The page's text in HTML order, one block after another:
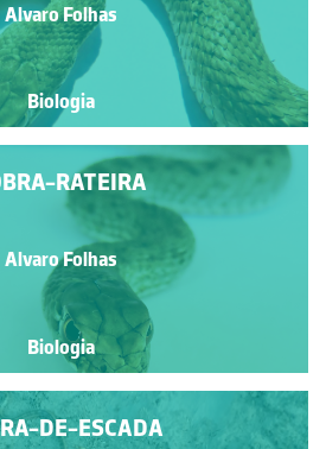
Alvaro Folhas
Biologia
RATEIRA
Alvaro Folhas
Biologia
DE-ESCADA